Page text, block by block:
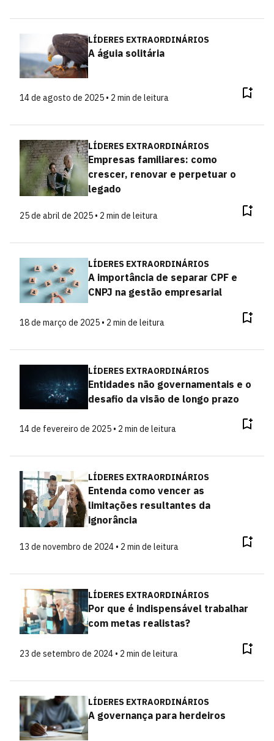
LÍDERES EXTRAORDINÁRIOS
A águia solitária
14 de agosto de 2025 • 2 min de leitura
LÍDERES EXTRAORDINÁRIOS
Empresas familiares: como
crescer, renovar e perpetuar o
legado
25 de abril de 2025 • 2 min de leitura
LÍDERES EXTRAORDINÁRIOS
A importância de separar CPF e
CNPJ na gestão empresarial
18 de março de 2025 • 2 min de leitura
LÍDERES EXTRAORDINÁRIOS
Entidades não governamentais e o
desafio da visão de longo prazo
14 de fevereiro de 2025 • 2 min de leitura
LÍDERES EXTRAORDINÁRIOS
Entenda como vencer as
limitações resultantes da
ignorância
13 de novembro de 2024 • 2 min de leitura
LÍDERES EXTRAORDINÁRIOS
Por que é indispensável trabalhar
com metas realistas?
23 de setembro de 2024 • 2 min de leitura
LÍDERES EXTRAORDINÁRIOS
A governança para herdeiros